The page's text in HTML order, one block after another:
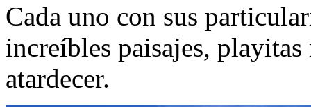
Cada uno con sus
increíbles paisajes,
atardecer.